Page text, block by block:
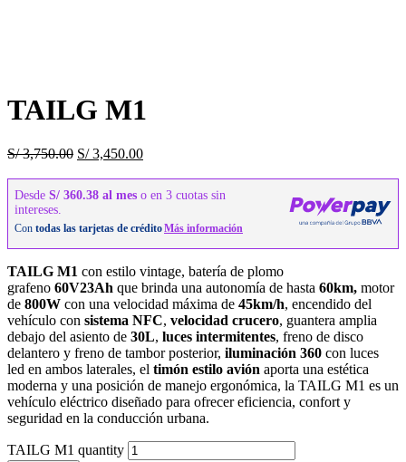
TAILG M1
S/3,750.00 S/3,450.00
TAILG M1 con estilo vintage, batería de plomo
grafeno 60V23Ah que brinda una autonomía de hasta 60km, motor
de 800W con una velocidad máxima de 45km/h, encendido del
vehículo con sistema NFC, velocidad crucero, guantera amplia
debajo del asiento de 30L, luces intermitentes, freno de disco
delantero y freno de tambor posterior, iluminación 360 con luces
led en ambos laterales, el timón estilo avión aporta una estética
moderna y una posición de manejo ergonómica, la TAILG M1 es un
vehículo eléctrico diseñado para ofrecer eficiencia, confort y
seguridad en la conducción urbana.
TAILG M1 quantity